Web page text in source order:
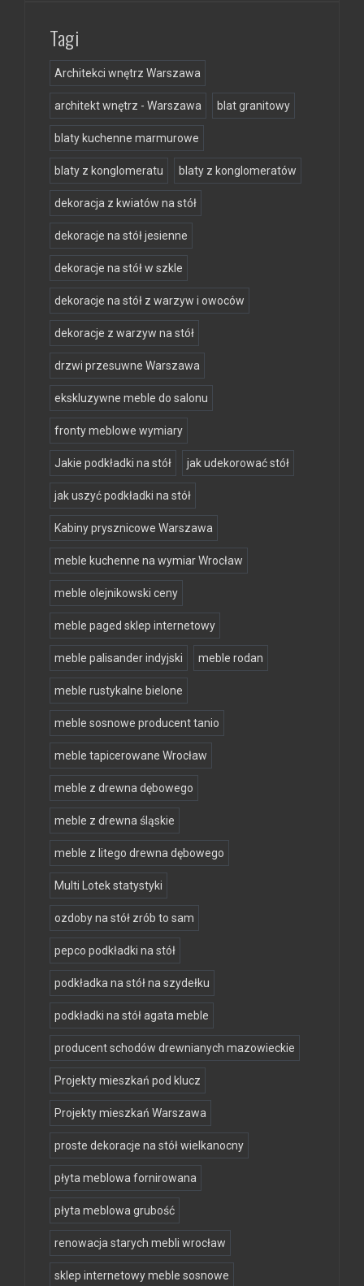
Tagi
Architekci wnętrz Warszawa
architekt wnętrz - Warszawa blat granitowy
blaty kuchenne marmurowe
blaty z konglomeratu blaty z konglomeratów
dekoracja z kwiatów na stół
dekoracje na stół jesienne
dekoracje na stół w szkle
dekoracje na stół z warzyw i owoców
dekoracje z warzyw na stół
drzwi przesuwne Warszawa
ekskluzywne meble do salonu
fronty meblowe wymiary
Jakie podkładki na stół jak udekorować stół
jak uszyć podkładki na stół
Kabiny prysznicowe Warszawa
meble kuchenne na wymiar Wrocław
meble olejnikowski ceny
meble paged sklep internetowy
meble palisander indyjski meble rodan
meble rustykalne bielone
meble sosnowe producent tanio
meble tapicerowane Wrocław
meble z drewna dębowego
meble z drewna śląskie
meble z litego drewna dębowego
Multi Lotek statystyki
ozdoby na stół zrób to sam
pepco podkładki na stół
podkładka na stół na szydełku
podkładki na stół agata meble
producent schodów drewnianych mazowieckie
Projekty mieszkań pod klucz
Projekty mieszkań Warszawa
proste dekoracje na stół wielkanocny
płyta meblowa fornirowana
płyta meblowa grubość
renowacja starych mebli wrocław
sklep internetowy meble sosnowe